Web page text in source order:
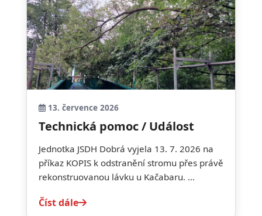
13. července 2026
Technická pomoc / Událost
Jednotka JSDH Dobrá vyjela 13. 7. 2026 na
příkaz KOPIS k odstranění stromu přes právě
rekonstruovanou lávku u Kačabaru. ...
Číst dále